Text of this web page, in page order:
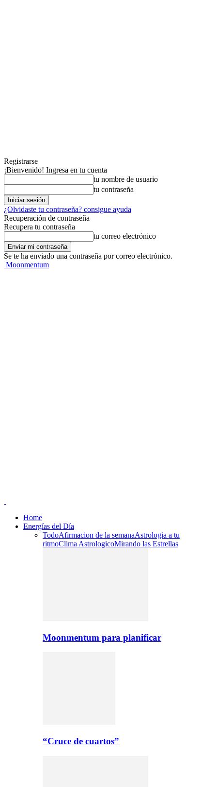
Registrarse
¡Bienvenido! Ingresa en tu cuenta
tu nombre de usuario
tu contraseña
¿Olvidaste tu contraseña? consigue ayuda
Recuperación de contraseña
Recupera tu contraseña
tu correo electrónico
Se te ha enviado una contraseña por correo electrónico.
Moonmentum
Home
Energías del Día
TodoAfirmacion de la semanaAstrologia a tu
ritmoClima AstrologicoMirando las Estrellas
Moonmentum para planificar
“Cruce de cuartos”